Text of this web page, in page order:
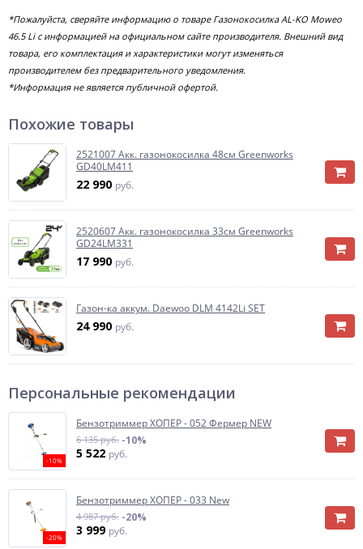
*Пожалуйста, сверяйте информацию о товаре Газонокосилка AL-KO Moweo
46.5 Li с информацией на официальном сайте производителя. Внешний вид
товара, его комплектация и характеристики могут изменяться
производителем без предварительного уведомления.
*Информация не является публичной офертой.
Похожие товары
2521007 Акк. газонокосилка 48см Greenworks
GD40LM411
22 990 руб.
2520607 Акк. газонокосилка 33см Greenworks
GD24LM331
17 990 руб.
Газон-ка аккум. Daewoo DLM 4142Li SET
24 990 руб.
Персональные рекомендации
-10%
Бензотриммер ХОПЕР - 052 Фермер NEW
6 135 руб. -10%
5 522 руб.
-20%
Бензотриммер ХОПЕР - 033 New
4 987 руб. -20%
3 999 руб.